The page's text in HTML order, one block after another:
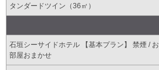
タンダードツイン（36㎡）
石垣シーサイドホテル 【基本プラン】 禁煙 / お
部屋おまかせ